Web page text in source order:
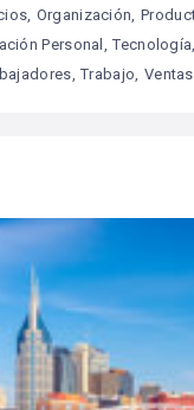
Organización
Personal Tecnología
Trabajo Ventas